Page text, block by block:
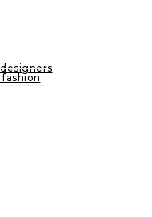
fashion